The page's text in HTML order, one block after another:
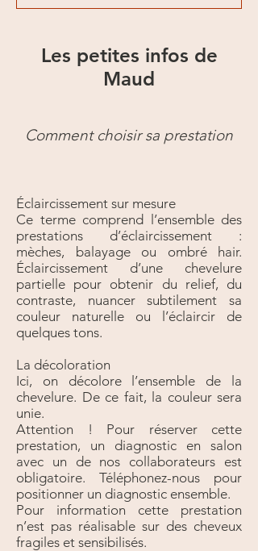
Les petites infos de
Maud
Comment choisir sa prestation
Éclaircissement sur mesure
Ce terme comprend l’ensemble des
prestations d’éclaircissement :
mèches, balayage ou ombré hair.
Éclaircissement d’une chevelure
partielle pour obtenir du relief, du
contraste, nuancer subtilement sa
couleur naturelle ou l’éclaircir de
quelques tons.
La décoloration
Ici, on décolore l’ensemble de la
chevelure. De ce fait, la couleur sera
unie.
Attention ! Pour réserver cette
prestation, un diagnostic en salon
avec un de nos collaborateurs est
obligatoire. Téléphonez-nous pour
positionner un diagnostic ensemble.
Pour information cette prestation
n’est pas réalisable sur des cheveux
fragiles et sensibilisés.